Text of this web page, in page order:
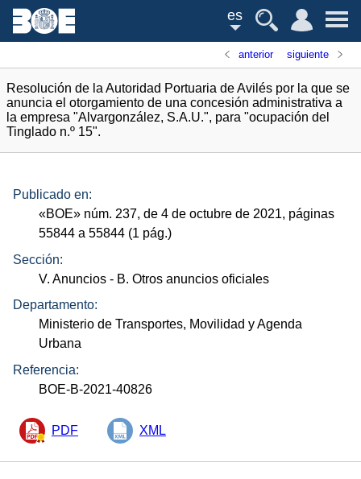
es
anterior siguiente
Resolución de la Autoridad Portuaria de Avilés por la que se
anuncia el otorgamiento de una concesión administrativa a
la empresa "Alvargonzález, S.A.U.", para "ocupación del
Tinglado n.º 15".
Publicado en:
«BOE» núm. 237, de 4 de octubre de 2021, páginas
55844 a 55844 (1 pág.)
Sección:
V. Anuncios - B. Otros anuncios oficiales
Departamento:
Ministerio de Transportes, Movilidad y Agenda
Urbana
Referencia:
BOE-B-2021-40826
PDF XML